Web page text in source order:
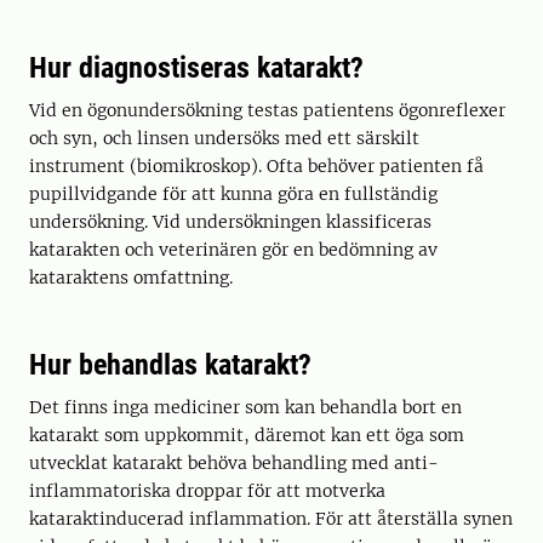
Hur diagnostiseras katarakt?
Vid en ögonundersökning testas patientens ögonreflexer
och syn, och linsen undersöks med ett särskilt
instrument (biomikroskop). Ofta behöver patienten få
pupillvidgande för att kunna göra en fullständig
undersökning. Vid undersökningen klassificeras
katarakten och veterinären gör en bedömning av
kataraktens omfattning.
Hur behandlas katarakt?
Det finns inga mediciner som kan behandla bort en
katarakt som uppkommit, däremot kan ett öga som
utvecklat katarakt behöva behandling med anti-
inflammatoriska droppar för att motverka
kataraktinducerad inflammation. För att återställa synen